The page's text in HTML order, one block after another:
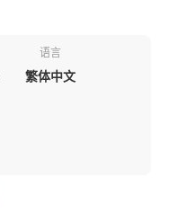
语言
繁体中文